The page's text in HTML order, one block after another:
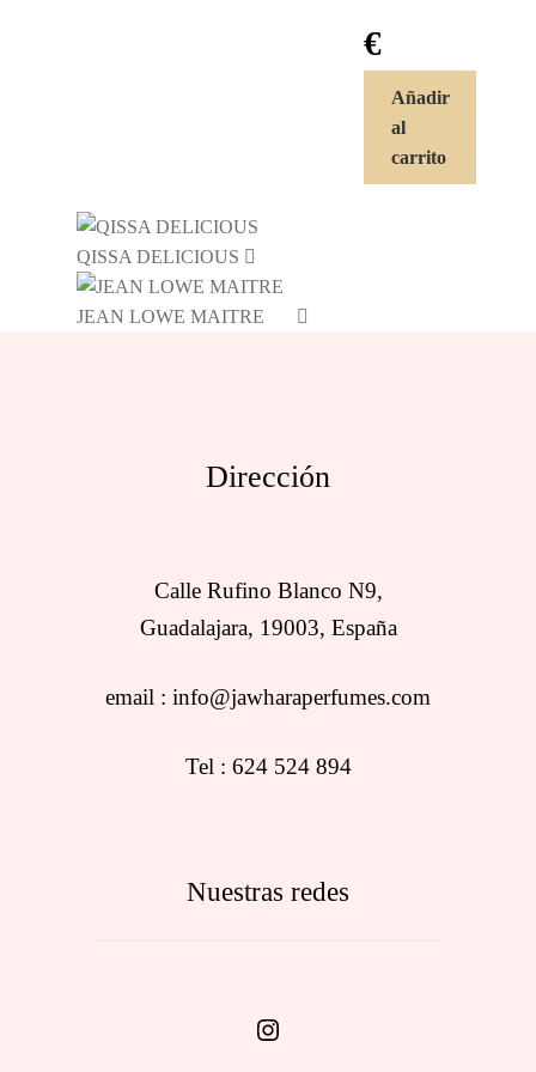
€
Añadir
al
carrito
QISSA DELICIOUS
JEAN LOWE MAITRE
Dirección
Calle Rufino Blanco N9,
Guadalajara, 19003, España
email : info@jawharaperfumes.com
Tel : 624 524 894
Nuestras redes
Instagram